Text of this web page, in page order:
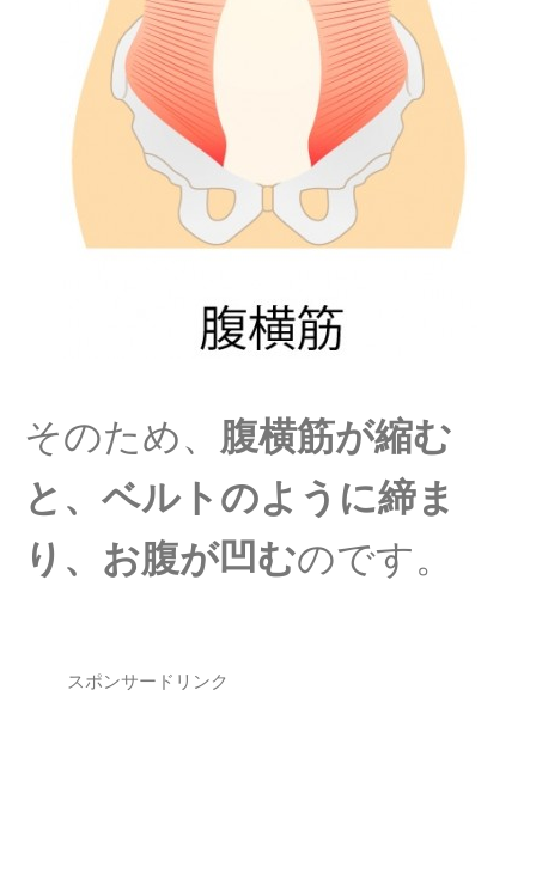
そのため、 腹横筋が縮む
と、ベルトのように締ま
り、 お腹が凹むのです。
スポンサードリンク